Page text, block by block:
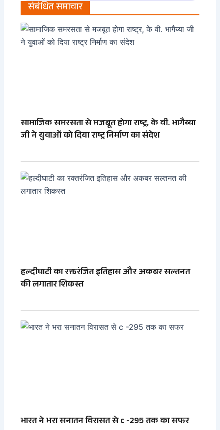
संबंधित समाचार
सामाजिक समरसता से मजबूत होगा राष्ट्र, के वी. भागैय्या
जी ने युवाओं को दिया राष्ट्र निर्माण का संदेश
हल्दीघाटी का रक्तरंजित इतिहास और अकबर सल्तनत
की लगातार शिकस्त
भारत ने भरा सनातन विरासत से c -295 तक का सफर